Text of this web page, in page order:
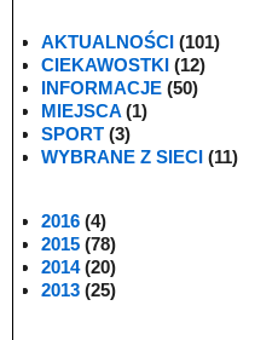
AKTUALNOŚCI (101)
CIEKAWOSTKI (12)
INFORMACJE (50)
MIEJSCA (1)
SPORT (3)
WYBRANE Z SIECI (11)
2016 (4)
2015 (78)
2014(20)
2013 (25)